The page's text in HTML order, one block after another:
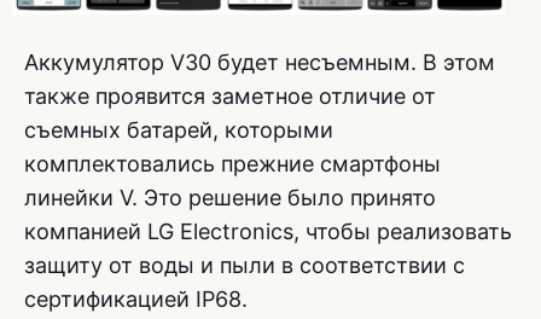
Аккумулятор V30 будет несъемным. В этом
также проявится заметное отличие от
съемных батарей, которыми
комплектовались прежние смартфоны
линейки V. Это решение было принято
компанией LG Electronics, чтобы реализовать
защиту от воды и пыли в соответствии с
сертификацией IP68.